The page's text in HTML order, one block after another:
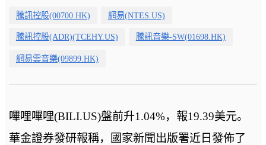
騰訊控股(00700.HK) 網易(NTES.US)
騰訊控股(ADR)(TCEHY.US) 騰訊音樂-SW(01698.HK)
網易雲音樂(09899.HK)
嗶哩嗶哩(BILI.US)盤前升1.04%，報19.39美元。
華金證券發研報稱，國家新聞出版署近日發佈了